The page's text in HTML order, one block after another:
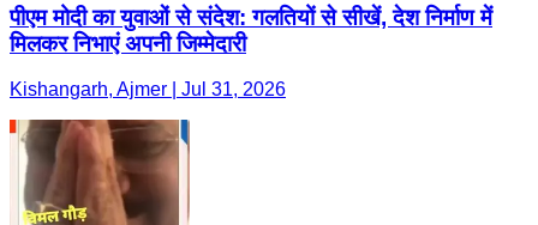
पीएम मोदी का युवाओं से संदेश: गलतियों से सीखें, देश निर्माण में
मिलकर निभाएं अपनी जिम्मेदारी
Kishangarh, Ajmer | Jul 31, 2026